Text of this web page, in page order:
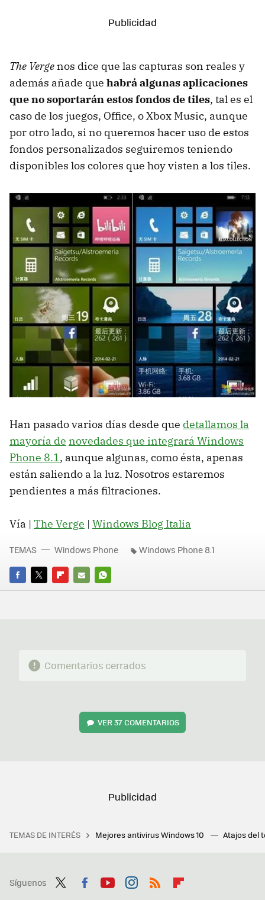
The Verge nos dice que las capturas son reales y
además añade que habrá algunas aplicaciones
que no soportarán estos fondos de tiles, tal es el
caso de los juegos, Office, o Xbox Music, aunque
por otro lado, si no queremos hacer uso de estos
fondos personalizados seguiremos teniendo
disponibles los colores que hoy visten a los tiles.
Han pasado varios días desde que detallamos la
mayoría de novedades que integrará Windows
Phone 8.1, aunque algunas, como ésta, apenas
están saliendo a la luz. Nosotros estaremos
pendientes a más filtraciones.
Vía | The Verge | Windows Blog Italia
FACEBOOK
TWITTERFLIPBOARD
E-
WHATSAPP
TEMAS Windows Phone Windows Phone 8.1
Comentarios cerrados
VER 37 COMENTARIOS
TEMAS DE INTERÉS Mejores antivirus Windows 10 Atajos del
Síguenos